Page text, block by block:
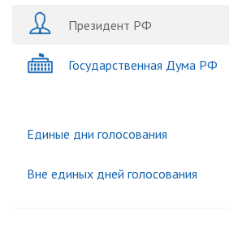
Президент РФ
Государственная Дума РФ
Единые дни голосования
Вне единых дней голосования